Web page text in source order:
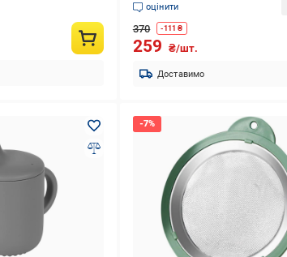
оцінити
370 -111 ₴
259 ₴/шт.
Доставимо